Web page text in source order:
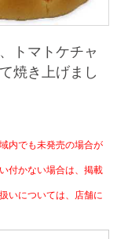
募集・購入
トマトケチャ
焼き上げまし
内でも未発売の場合が
付かない場合は、掲載
いについては、店舗に